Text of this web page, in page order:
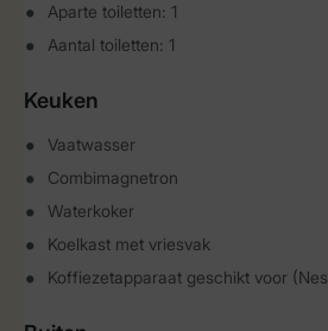
Aparte toiletten: 1
Aantal toiletten: 1
Keuken
Vaatwasser
Combimagnetron
Waterkoker
Koelkast met vriesvak
Koffiezetapparaat geschikt voor